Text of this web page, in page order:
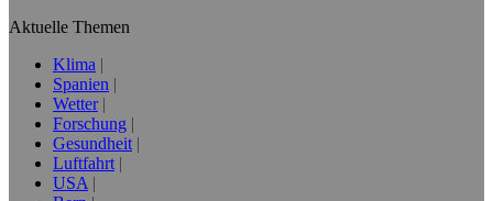
Aktuelle Themen
Klima
Spanien
Wetter
Forschung
Gesundheit
Luftfahrt
USA